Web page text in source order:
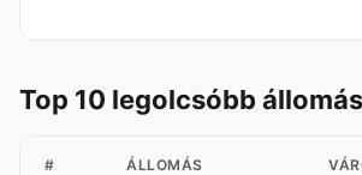
Top 10 legolcsóbb
# ÁLLOMÁS